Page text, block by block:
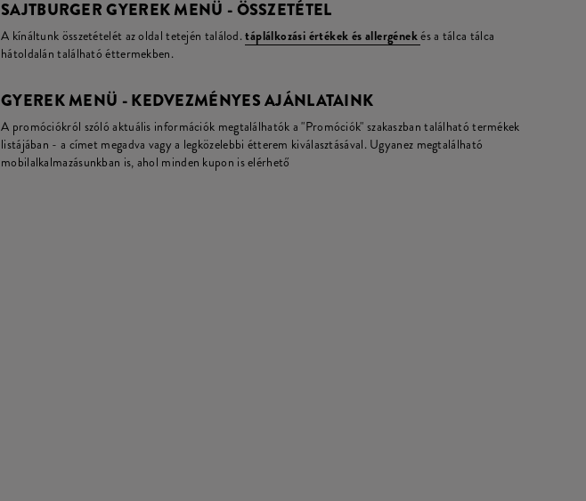
SAJTBURGER GYEREK MENÜ - ÖSSZETÉTEL
A kínáltunk összetételét az oldal tetején találod.táplálkozási értékek és allergénekés a tálca tálca
hátoldalán található éttermekben.
GYEREK MENÜ - KEDVEZMÉNYES AJÁNLATAINK
A promóciókról szóló aktuális információk megtalálhatók a "Promóciók" szakaszban található termékek
listájában - a címet megadva vagy a legközelebbi étterem kiválasztásával. Ugyanez megtalálható
mobilalkalmazásunkban is, ahol minden kupon is elérhető